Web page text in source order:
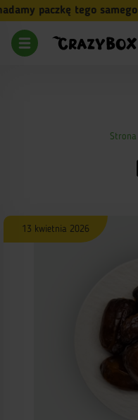
paczkę tego samego dnia.
Strona
13 kwietnia 2026